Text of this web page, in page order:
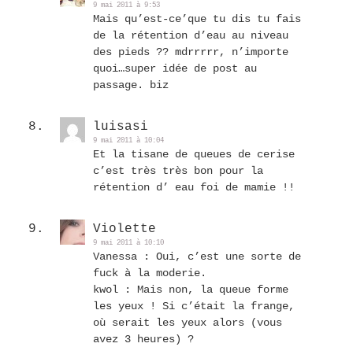
9 mai 2011 à 9:53
Mais qu’est-ce’que tu dis tu fais
de la rétention d’eau au niveau
des pieds ?? mdrrrrr, n’importe
quoi…super idée de post au
passage. biz
luisasi
9 mai 2011 à 10:04
Et la tisane de queues de cerise
c’est très très bon pour la
rétention d’ eau foi de mamie !!
Violette
9 mai 2011 à 10:10
Vanessa : Oui, c’est une sorte de
fuck à la moderie.
kwol : Mais non, la queue forme
les yeux ! Si c’était la frange,
où serait les yeux alors (vous
avez 3 heures) ?